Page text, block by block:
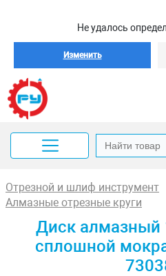
Не удалось
Изменить
Отрезной и шлиф инструмент
Алмазные отрезные круги
Диск алмазный
сплошной